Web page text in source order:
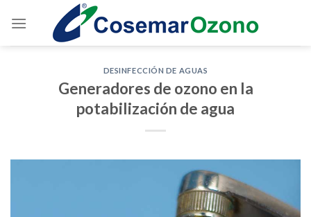
DESINFECCIÓN DE AGUAS
Generadores de ozono en la
potabilización de agua